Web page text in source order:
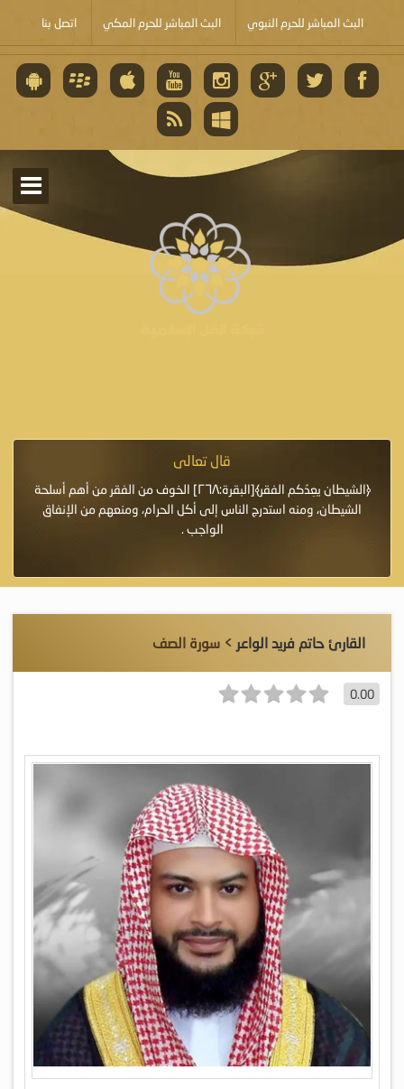
البث المباشر للحرم النبوي البث المباشر للحرم المكي اتصل بنا
قال تعالى
﴿الشيطان يعِدُكم الفقر﴾[البقرة:٢٦٨] الخوف من الفقر من أهم أسلحة
الشيطان، ومنه استدرج الناس إلى أكل الحرام، ومنعهم من الإنفاق
الواجب .
القارئ حاتم فريد الواعر > سورة الصف
0.00